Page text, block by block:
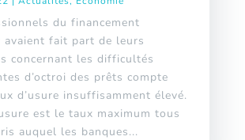
du financement
avaient fait part de leurs
concernant les difficultés
d’octroi des prêts compte
d’usure insuffisamment élevé.
est le taux maximum tous
auquel les banques...